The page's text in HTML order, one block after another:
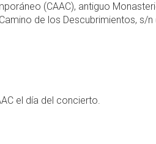
(CAAC), antiguo
de los Descubrimientos, s/n
el día del concierto.